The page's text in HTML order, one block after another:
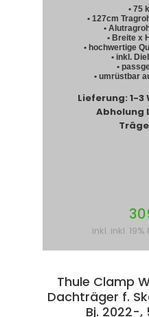
• 75
• 127cm
•
• Breite x
• hochwertige
• inkl.
•
• umrüstbar
Lieferung: 1-3
Abholung
inkl. inkl.
Thule Clamp
Dachträger f.
Bj. 2022-,